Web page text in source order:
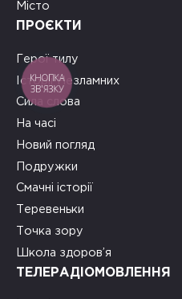
Місто
ПРОЄКТИ
Герої тилу
Історії Незламних
Сила слова
На часі
Новий погляд
Подружки
Смачні історії
Теревеньки
Точка зору
Школа здоров’я
ТЕЛЕРАДІОМОВЛЕННЯ
КНОПКА
ЗВ'ЯЗКУ